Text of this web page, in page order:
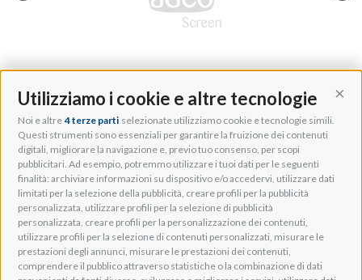
Utilizziamo i cookie e altre tecnologie
Noi e altre 4 terze parti selezionate utilizziamo cookie e tecnologie simili.
Questi strumenti sono essenziali per garantire la fruizione dei contenuti
digitali, migliorare la navigazione e, previo tuo consenso, per scopi
pubblicitari. Ad esempio, potremmo utilizzare i tuoi dati per le seguenti
finalità: archiviare informazioni su dispositivo e/o accedervi, utilizzare dati
limitati per la selezione della pubblicità, creare profili per la pubblicità
personalizzata, utilizzare profili per la selezione di pubblicità
personalizzata, creare profili per la personalizzazione dei contenuti,
utilizzare profili per la selezione di contenuti personalizzati, misurare le
prestazioni degli annunci, misurare le prestazioni dei contenuti,
comprendere il pubblico attraverso statistiche o la combinazione di dati
Adeo Group S.r.l.
Via della Zarga, 50
Lavis, 38015 TN, Italy
Tel: +39 0461 248211
P.IVA: IT01262500224
PEC: pec@pec.adeogroup.it
SDI: T04ZHR3
info@adeogroup.it